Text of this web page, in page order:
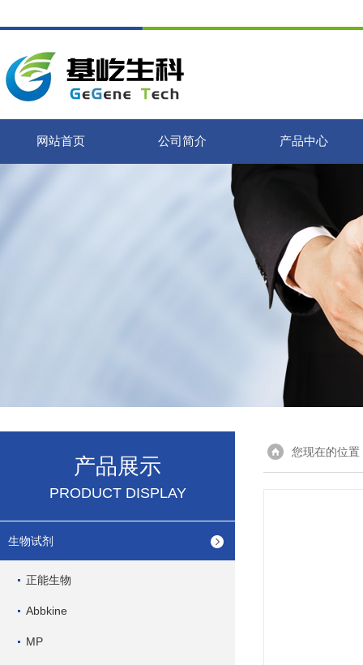
网站首页 公司简介 产品中心
产品展示
PRODUCT DISPLAY
生物试剂
正能生物
Abbkine
MP
您现在的位置